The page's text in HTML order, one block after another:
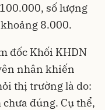
số lượng
8.000.
đốc Khối KHDN
nhân khiến
thị trường là do:
đúng. Cụ thể,